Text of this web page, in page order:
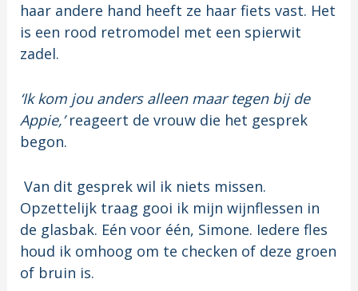
haar andere hand heeft ze haar fiets vast. Het
is een rood retromodel met een spierwit
zadel.
‘Ik kom jou anders alleen maar tegen bij de
Appie,’reageert de vrouw die het gesprek
begon.
Van dit gesprek wil ik niets missen.
Opzettelijk traag gooi ik mijn wijnflessen in
de glasbak. Eén voor één, Simone. Iedere fles
houd ik omhoog om te checken of deze groen
of bruin is.